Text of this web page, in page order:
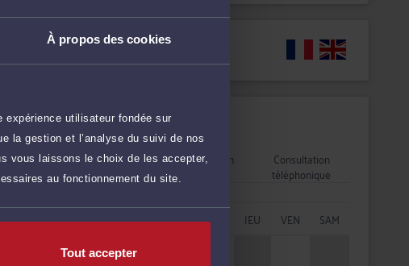
À propos des cookies
expérience utilisateur fondée sur
la gestion et l’analyse du suivi de nos
vous laissons le choix de les accepter,
au fonctionnement du site.
Tout accepter
Langues
Disponibilités
Rendez-vous
cabinet
Consultation Consultation
téléphonique
HORAIRES LUN MAR MER JEU VEN
SAM
08h - 10h